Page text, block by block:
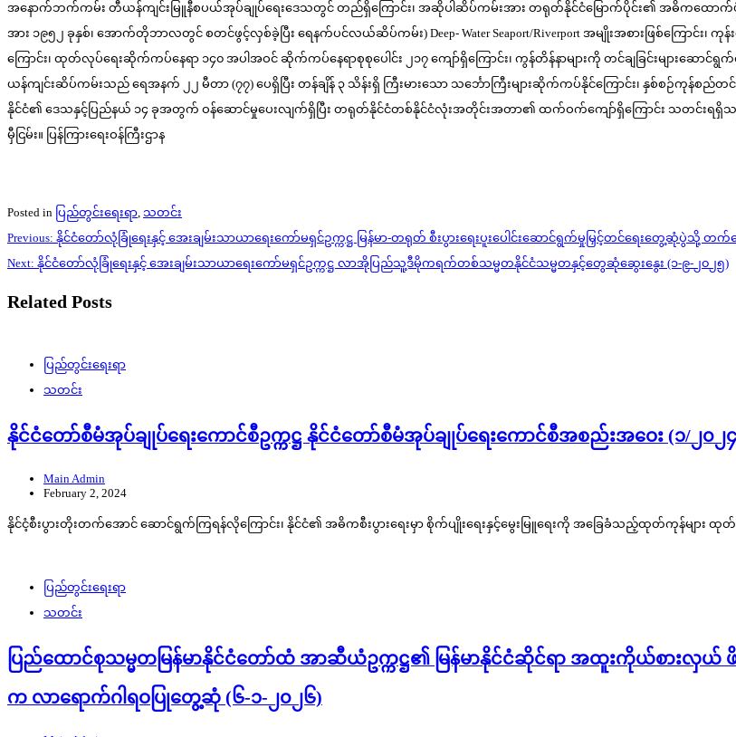
အနောက်ဘက်ကမ်း တီယန်ကျင်းမြူနီစပယ်အုပ်ချုပ်ရေးဒေသတွင် တည်ရှိကြောင်း၊ အဆိုပါဆိပ်ကမ်းအား တရုတ်နိုင်ငံမြောက်ပိုင်း၏ အဓိကထောက်ပံ့နှ
အား ၁၉၅၂ ခုနှစ်၊ အောက်တိုဘာလတွင် စတင်ဖွင့်လှစ်ခဲ့ပြီး ရေနက်ပင်လယ်ဆိပ်ကမ်း) Deep- Water Seaport/Riverport အမျိုးအစားဖြစ်ကြောင်း
ကြောင်း၊ ထုတ်လုပ်ရေးဆိုက်ကပ်နေရာ ၁၄၀ အပါအဝင် ဆိုက်ကပ်နေရာစုစုပေါင်း ၂၁၇ ကျော်ရှိကြောင်း၊ ကွန်တိန်နာများကို တင်ချခြင်းများဆ
ယန်ကျင်းဆိပ်ကမ်းသည် ရေအနက် ၂၂ မီတာ (၇၇) ပေရှိပြီး တန်ချိန် ၃ သိန်းရှိ ကြီးမားသော သင်္ဘောကြီးများဆိုက်ကပ်နိုင်ကြောင်း၊ နှစ်စဉ်ကုန်စည်
နိုင်ငံ၏ ဒေသနှင့်ပြည်နယ် ၁၄ ခုအတွက် ဝန်ဆောင်မှုပေးလျက်ရှိပြီး တရုတ်နိုင်ငံတစ်နိုင်ငံလုံးအတိုင်းအတာ၏ ထက်ဝက်ကျော်ရှိကြောင်း သတင်းရရှိ
မှီငြမ်း။ ပြန်ကြားရေးဝန်ကြီးဌာန
Posted in ပြည်တွင်းရေးရာ, သတင်း
Post
navigation
Previous: နိုင်ငံတော်လုံခြုံရေးနှင့် အေးချမ်းသာယာရေးကော်မရှင်ဥက္ကဋ္ဌ မြန်မာ-တရုတ် စီးပွားရေးပူးပေါင်းဆောင်ရွက်မှုမြှင့်တင်ရေးတွေ့ဆုံပွဲသို့ တက်
Next: နိုင်ငံတော်လုံခြုံရေးနှင့် အေးချမ်းသာယာရေးကော်မရှင်ဥက္ကဋ္ဌ လာအိုပြည်သူ့ဒီမိုကရက်တစ်သမ္မတနိုင်ငံသမ္မတနှင့်တွေဆုံဆွေးနွေး (၁-၉-၂၀၂၅)
Related Posts
ပြည်တွင်းရေးရာ
သတင်း
နိုင်ငံတော်စီမံအုပ်ချုပ်ရေးကောင်စီဥက္ကဋ္ဌ နိုင်ငံတော်စီမံအုပ်ချုပ်ရေးကောင်စီအစည်းအဝေး (၁/၂၀
Main Admin
February 2, 2024
နိုင်ငံ့စီးပွားတိုးတက်အောင် ဆောင်ရွက်ကြရန်လိုကြောင်း၊ နိုင်ငံ၏ အဓိကစီးပွားရေးမှာ စိုက်ပျိုးရေးနှင့်မွေးမြူရေးကို အခြေခံသည့်ထုတ်ကုန်များ ထုတ်လု
ပြည်တွင်းရေးရာ
သတင်း
ပြည်ထောင်စုသမ္မတမြန်မာနိုင်ငံတော်ထံ အာဆီယံဥက္ကဋ္ဌ၏ မြန်မာနိုင်ငံဆိုင်ရာ အထူးကိုယ်စားလှယ်
က လာရောက်ဂါရဝပြုတွေ့ဆုံ (၆-၁-၂၀၂၆)